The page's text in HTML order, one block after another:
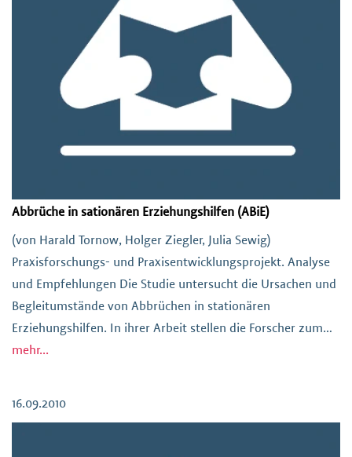
Abbrüche in sationären Erziehungshilfen (ABiE)
(von Harald Tornow, Holger Ziegler, Julia Sewig)
Praxisforschungs- und Praxisentwicklungsprojekt. Analyse
und Empfehlungen Die Studie untersucht die Ursachen und
Begleitumstände von Abbrüchen in stationären
Erziehungshilfen. In ihrer Arbeit stellen die Forscher zum
einen die Behauptung auf, dass die Zahl der Abbrüche bei
mehr...
16.09.2010